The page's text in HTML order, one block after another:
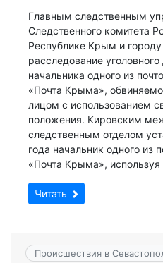
Главным следственным
Следственного комитета
Республике Крым и
расследование
начальника одного из
«Почта Крыма»,
лицом с использованием
положения. Кировским
следственным отделом
года начальник одного из
«Почта Крыма»,
Читать
Происшествия в